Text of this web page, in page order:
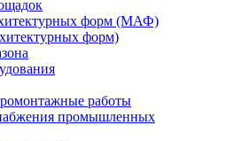
форм (МАФ)
форм)
работы
промышленных